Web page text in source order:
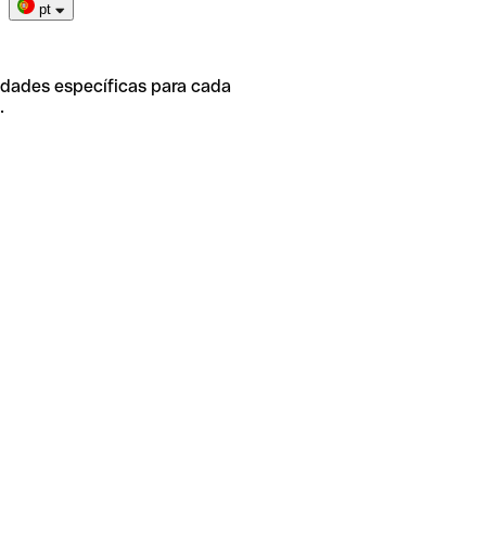
pt
específicas para cada